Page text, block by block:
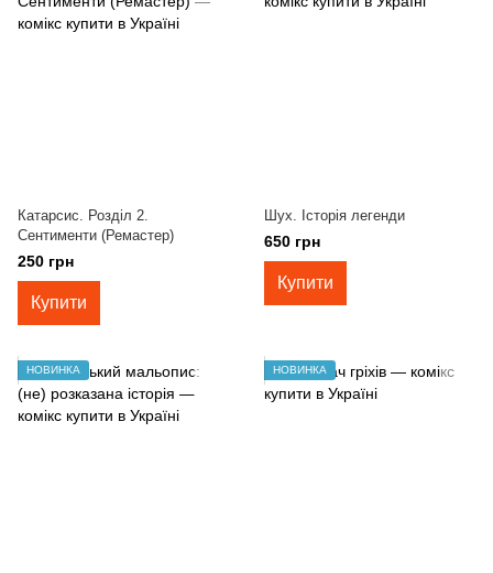
Катарсис. Розділ 2.
Сентименти (Ремастер)
250 грн
Купити
Шух. Історія легенди
650 грн
Купити
НОВИНКА НОВИНКА